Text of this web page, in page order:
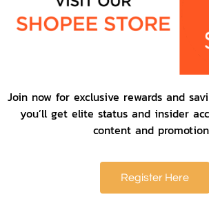
Join now for exclusive rewards and
you’ll get elite status and insider
content and
Register Here